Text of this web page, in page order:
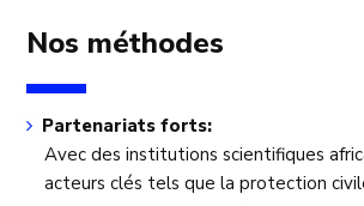
Nos méthodes
Partenariats forts:
Avec des institutions scientifiques
acteurs clés tels que la protection